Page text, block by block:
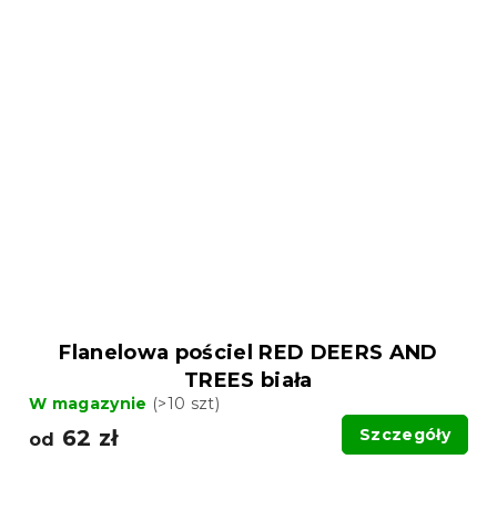
Flanelowa pościel RED DEERS AND
TREES biała
W magazynie (>10 szt)
od 62 zł Szczegóły